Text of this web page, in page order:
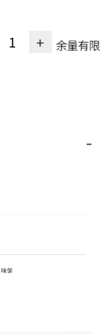
+ 余量有限
-